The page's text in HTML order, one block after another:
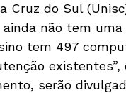
Cruz do Sul
ainda não tem
tem 497
serão